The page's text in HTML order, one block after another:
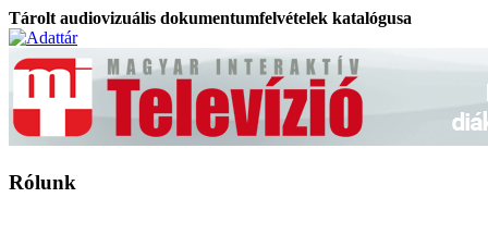
Tárolt audiovizuális dokumentumfelvételek katalógusa
Rólunk